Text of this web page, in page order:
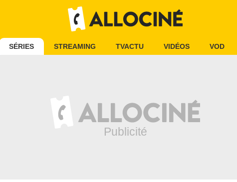
SÉRIES STREAMING TVACTU VIDÉOS VOD